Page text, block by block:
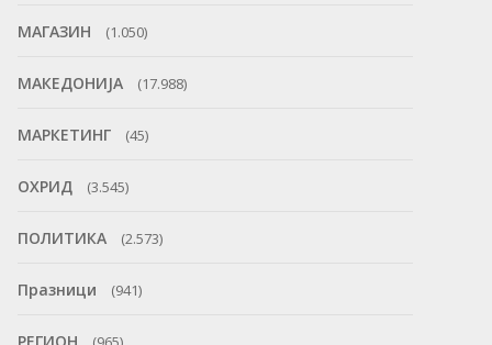
МАГАЗИН (1.050)
МАКЕДОНИЈА (17.988)
МАРКЕТИНГ (45)
ОХРИД (3.545)
ПОЛИТИКА (2.573)
Празници (941)